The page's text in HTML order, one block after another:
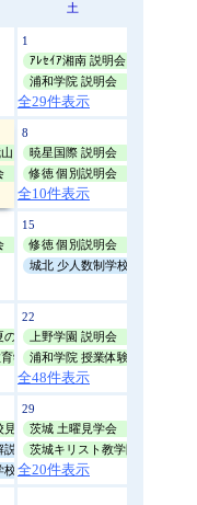
そ
の
他
10:00
) 10:00
10:00
校説明会
)
土
1
ｱﾚｾｲｱ湘南 説明会
浦和学院 説明会
全29件表示
夏休み説明会
8
暁星国際 説明会
修徳 個別説明会
全10件表示
15
修徳 個別説明会
城北 少人数制学校説明会
の体験講座
学校 帰国生・国際生ｵﾝﾗｲﾝ説明会
22
上野学園 説明会
浦和学院 授業体験会
全48件表示
見学会
会
校説明会
29
茨城 土曜見学会
茨城キリスト教学園 学校見学会
全20件表示